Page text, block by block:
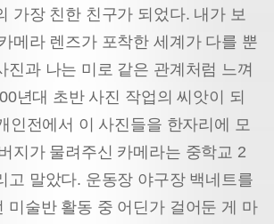
가장 친한 친구가 되었다. 내가 보
메라 렌즈가 포착한 세계가 다를 뿐
진과 나는 미로 같은 관계처럼 느껴
년대 초반 사진 작업의 씨앗이 되
인전에서 이 사진들을 한자리에 모
지가 물려주신 카메라는 중학교 2
고 말았다. 운동장 야구장 백네트를
미술반 활동 중 어딘가 걸어둔 게 마